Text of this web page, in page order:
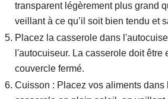
transparent légèrement plus grand
veillant à ce qu’il soit bien tendu et
Placez la casserole dans
l'autocuiseur. La casserole doit
couvercle fermé.
Cuisson : Placez vos aliments